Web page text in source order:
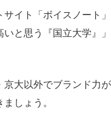
イト「ボイスノート
と思う『国立大学』
大以外でブランド力
しょう。